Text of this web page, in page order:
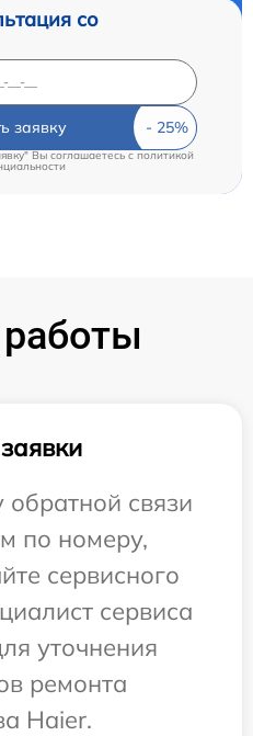
со
заявку
Вы соглашаетесь cполитикой
связи
по номеру,
сервисного
сервиса
уточнения
ремонта
Haier.